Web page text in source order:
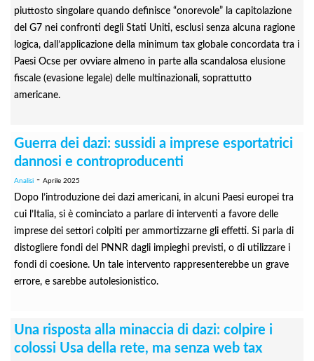
piuttosto singolare quando definisce “onorevole” la capitolazione
del G7 nei confronti degli Stati Uniti, esclusi senza alcuna ragione
logica, dall’applicazione della minimum tax globale concordata tra i
Paesi Ocse per ovviare almeno in parte alla scandalosa elusione
fiscale (evasione legale) delle multinazionali, soprattutto
americane.
Guerra dei dazi: sussidi a imprese esportatrici
dannosi e controproducenti
Analisi - Aprile 2025
Dopo l’introduzione dei dazi americani, in alcuni Paesi europei tra
cui l’Italia, si è cominciato a parlare di interventi a favore delle
imprese dei settori colpiti per ammortizzarne gli effetti. Si parla di
distogliere fondi del PNNR dagli impieghi previsti, o di utilizzare i
fondi di coesione. Un tale intervento rappresenterebbe un grave
errore, e sarebbe autolesionistico.
Una risposta alla minaccia di dazi: colpire i
colossi Usa della rete, ma senza web tax